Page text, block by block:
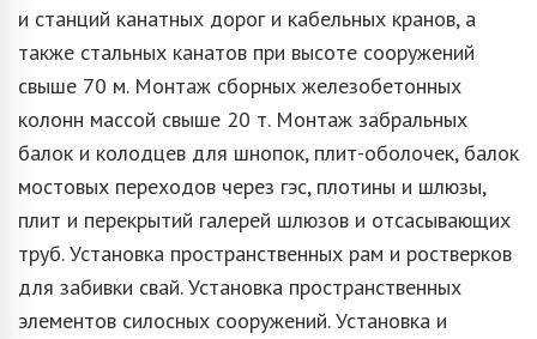
и станций канатных дорог и кабельных кранов, а
также стальных канатов при высоте сооружений
свыше 70 м. Монтаж сборных железобетонных
колонн массой свыше 20 т. Монтаж забральных
балок и колодцев для шнопок, плит-оболочек, балок
мостовых переходов через гэс, плотины и шлюзы,
плит и перекрытий галерей шлюзов и отсасывающих
труб. Установка пространственных рам и ростверков
для забивки свай. Установка пространственных
элементов силосных сооружений. Установка и